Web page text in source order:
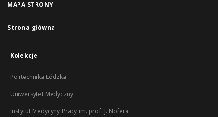
MAPA STRONY
Strona główna
Kolekcje
Politechnika Łódzka
Uniwersytet Medyczny
Instytut Medycyny Pracy im. prof. J. Nofera